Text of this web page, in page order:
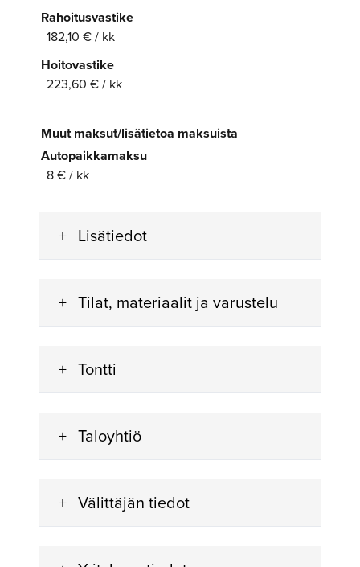
Rahoitusvastike
182,10 € / kk
Hoitovastike
223,60 € / kk
Muut maksut/lisätietoa maksuista
Autopaikkamaksu
8 € / kk
Lisätiedot
Tilat, materiaalit ja varustelu
Tontti
Taloyhtiö
Välittäjän tiedot